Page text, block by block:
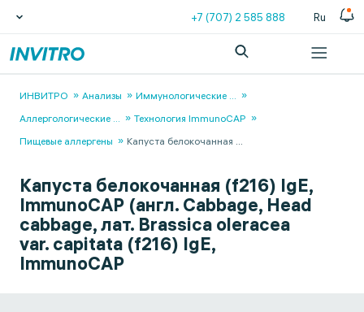
+7 (707) 2 585 888 Ru
ИНВИТРО Анализы Иммунологические ...
Аллергологические ...
Технология ImmunoCAP
Пищевые аллергены
Капуста белокочанная ...
Капуста белокочанная (f216) IgE,
ImmunoCAP (англ. Cabbage, Head
cabbage, лат. Brassica oleracea
var. capitata (f216) IgE,
ImmunoCAP